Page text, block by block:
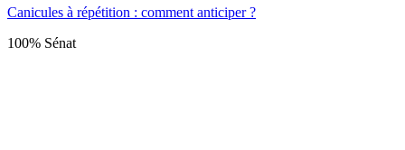
Canicules à répétition : comment anticiper ?
100% Sénat